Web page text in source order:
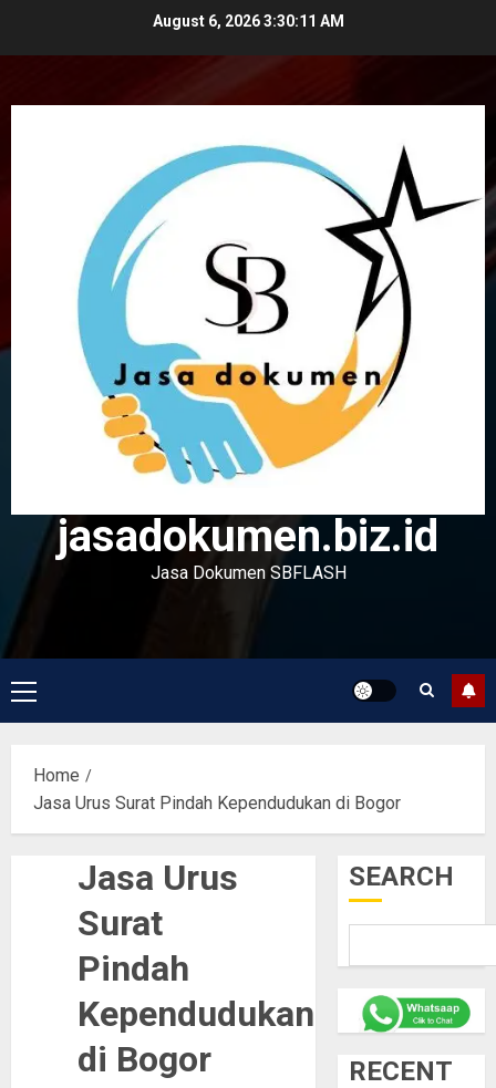
August 6, 20263:30:11 AM
jasadokumen.biz.id
Jasa Dokumen SBFLASH
Primary
Menu
Home
Jasa Urus Surat Pindah Kependudukan di Bogor
Jasa Urus
Surat
Pindah
Kependudukan
di Bogor
SEARCH
RECENT